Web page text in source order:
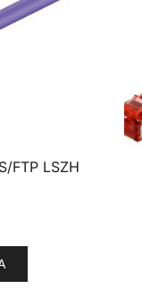
FTP LSZH